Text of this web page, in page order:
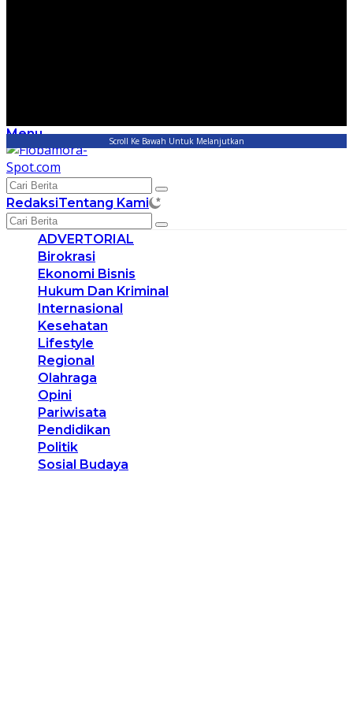
Scroll Ke Bawah Untuk Melanjutkan
Menu
RedaksiTentang Kami
ADVERTORIAL
Birokrasi
Ekonomi Bisnis
Hukum Dan Kriminal
Internasional
Kesehatan
Lifestyle
Regional
Olahraga
Opini
Pariwisata
Pendidikan
Politik
Sosial Budaya